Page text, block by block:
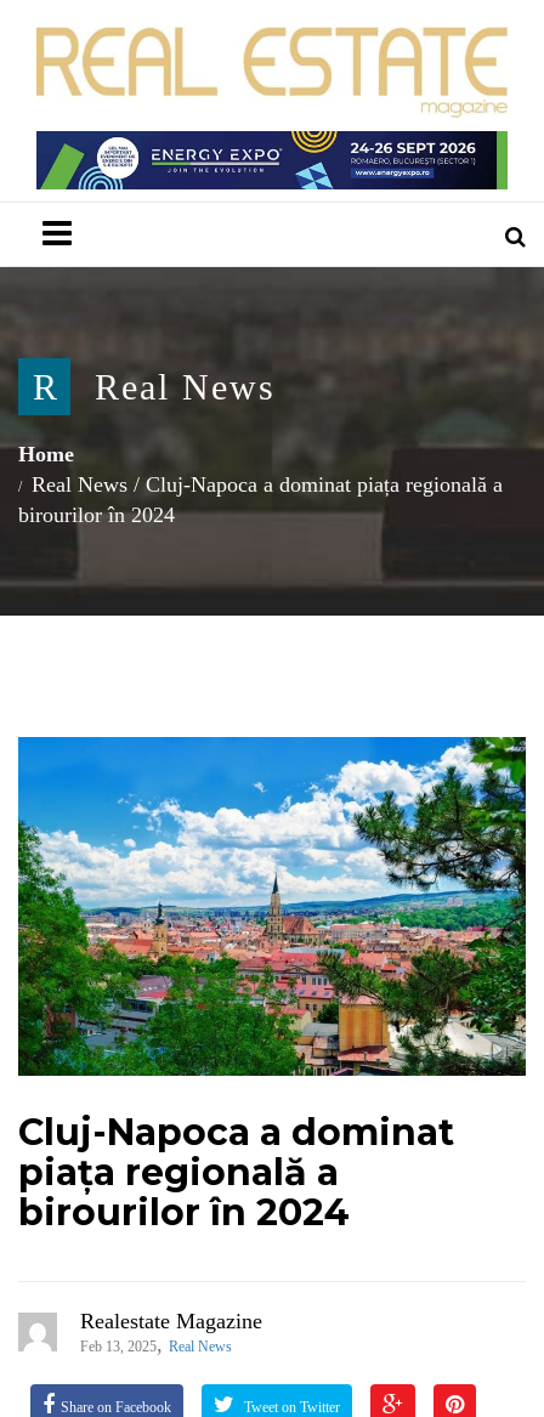
R Real News
Home
Real News / Cluj-Napoca a dominat piața regională a
birourilor în 2024
Cluj-Napoca a dominat
piața regională a
birourilor în 2024
Realestate Magazine
Feb 13, 2025, Real News
Share on Facebook Tweet on Twitter